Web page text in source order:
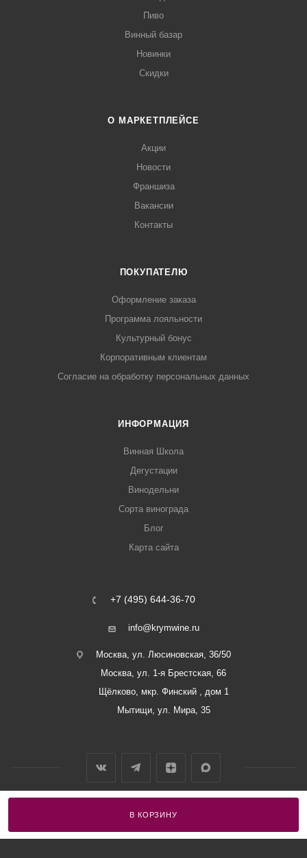
В КОРЗИНУ
Пиво
Винный базар
Новинки
Скидки
О МАРКЕТПЛЕЙСЕ
Акции
Новости
Франшиза
Вакансии
Контакты
ПОКУПАТЕЛЮ
Оформление заказа
Программа лояльности
Культурный бонус
Корпоративным клиентам
Согласие на обработку персональных данных
ИНФОРМАЦИЯ
Винная Школа
Дегустации
Винодельни
Сорта винограда
Блог
Карта сайта
+7 (495) 644-36-70
info@krymwine.ru
Москва, ул. Люсиновская, 36/50
Москва, ул. 1-я Брестская, 66
Щёлково, мкр. Финский , дом 1
Мытищи, ул. Мира, 35
2026 © ООО «Винный Дом Балаклавы»